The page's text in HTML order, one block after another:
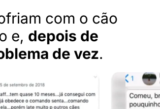
com o cão
e, depois de
de vez.